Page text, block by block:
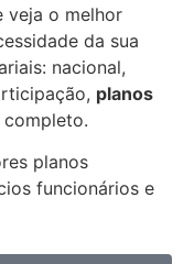
veja o melhor
da sua
nacional,
planos
completo.
planos
funcionários e